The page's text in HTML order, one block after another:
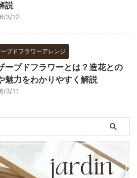
説
3/12
ブドフラワーアレンジ
ーブドフラワーとは？造花との
魅力をわかりやすく解説
3/11